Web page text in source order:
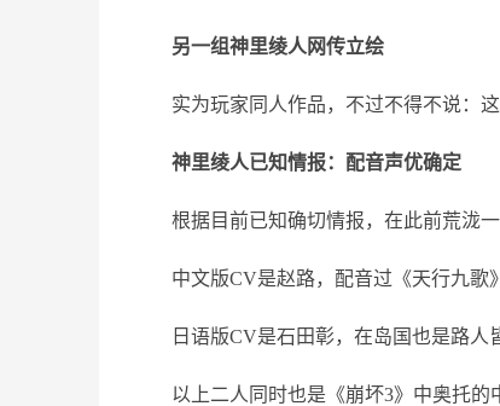
另一组神里绫人网传立绘
实为玩家同人作品，不过不得不说：
神里绫人已知情报：配音声优确定
根据目前已知确切情报，在此前荒泷
中文版CV是赵路，配音过《天行九歌
日语版CV是石田彰，在岛国也是路人
以上二人同时也是《崩坏3》中奥托的